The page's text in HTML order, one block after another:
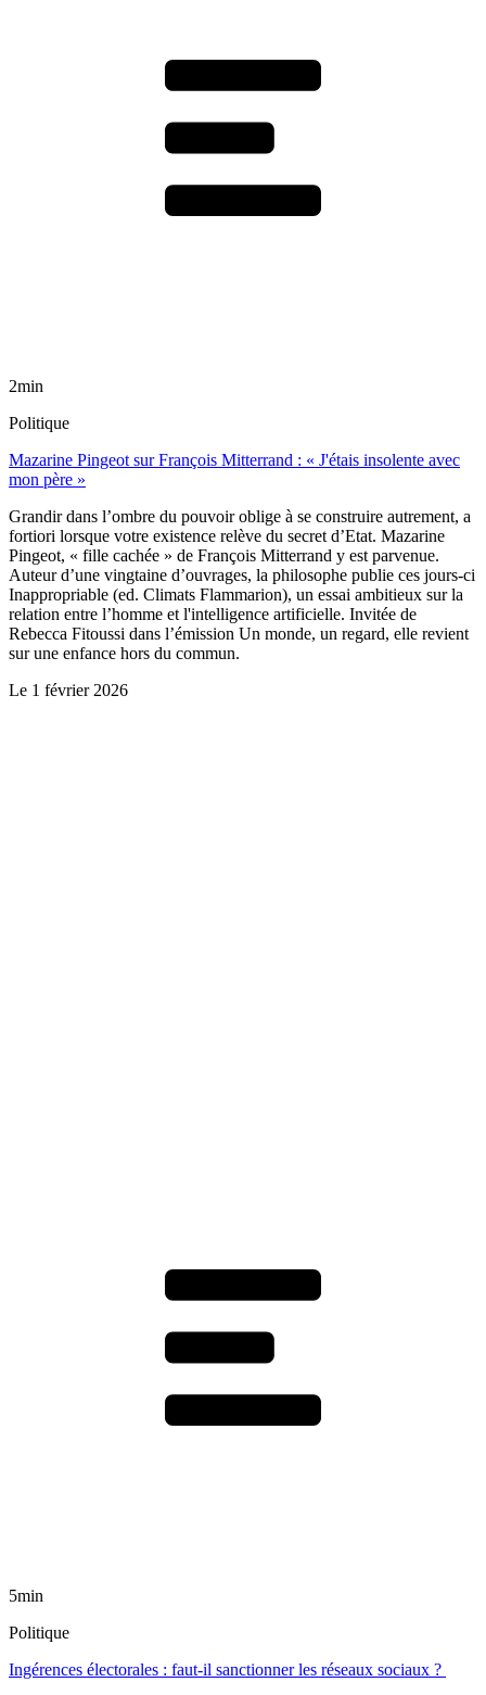
2min
Politique
Mazarine Pingeot sur François Mitterrand : « J'étais insolente avec
mon père »
Grandir dans l’ombre du pouvoir oblige à se construire autrement, a
fortiori lorsque votre existence relève du secret d’Etat. Mazarine
Pingeot, « fille cachée » de François Mitterrand y est parvenue.
Auteur d’une vingtaine d’ouvrages, la philosophe publie ces jours-ci
Inappropriable (ed. Climats Flammarion), un essai ambitieux sur la
relation entre l’homme et l'intelligence artificielle. Invitée de
Rebecca Fitoussi dans l’émission Un monde, un regard, elle revient
sur une enfance hors du commun.
Le 1 février 2026
5min
Politique
Ingérences électorales : faut-il sanctionner les réseaux sociaux ?